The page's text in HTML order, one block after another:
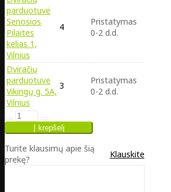
parduotuvė
Senosios
Pilaites
kelias 1,
Vilnius
4
Pristatymas
0-2 d.d.
Dviračių
parduotuvė
Vikingų g. 5A,
Vilnius
3
Pristatymas
0-2 d.d.
Turite klausimų apie šią
prekę?
Klauskite